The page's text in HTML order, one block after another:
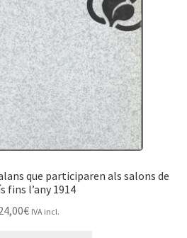
que participaren als salons de
fins l’any 1914
€ IVA incl.